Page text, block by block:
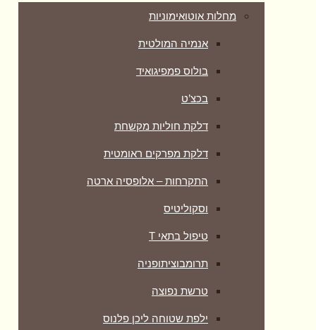
מחלות אוטואימוניות
אנמיה המולטית
בולוס פמפיגואיד
בכצ’ט
דלקת חוליות מקשחת
דלקת מפרקים ראומטית
התקרחות – אלופסיה ארטה
וסקוליטיס
טיפול בתאי T
תרומבוציתופניה
טרשת נפוצה
ילפת שטוחה ליכן פלנוס